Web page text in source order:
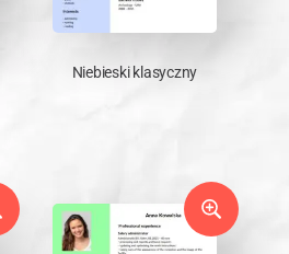
Niebieski klasyczny